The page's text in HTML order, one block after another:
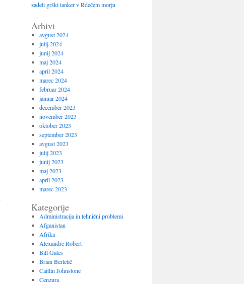
zadeli grški tanker v Rdečem morju
Arhivi
avgust 2024
julij 2024
junij 2024
maj 2024
april 2024
marec 2024
februar 2024
januar 2024
december 2023
november 2023
oktober 2023
september 2023
avgust 2023
julij 2023
junij 2023
maj 2023
april 2023
marec 2023
Kategorije
Administracija in tehnični problemi
Afganistan
Afrika
Alexandre Robert
Bill Gates
Brian Berletič
Caitlin Johnstone
Cenzura